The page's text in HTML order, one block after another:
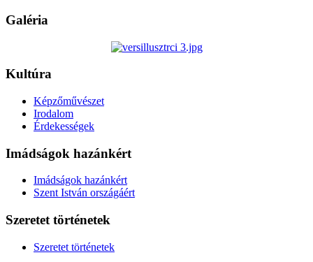
Galéria
Kultúra
Képzőművészet
Irodalom
Érdekességek
Imádságok hazánkért
Imádságok hazánkért
Szent István országáért
Szeretet történetek
Szeretet történetek